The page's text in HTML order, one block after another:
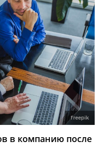
freepik
в компанию после